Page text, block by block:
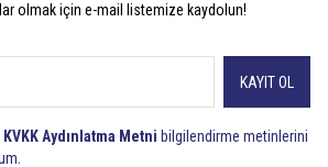
olmak için e-mail listemize kaydolun!
KAYIT OL
KVKK Aydınlatma Metni bilgilendirme metinlerini